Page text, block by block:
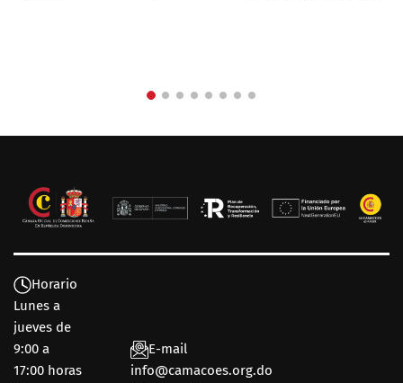
Horario
Lunes a
jueves de
9:00 a
17:00 horas
E-mail
info@camacoes.org.do